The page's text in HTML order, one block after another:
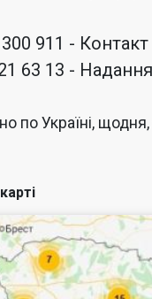
911 -
63 13 -
по Україні,